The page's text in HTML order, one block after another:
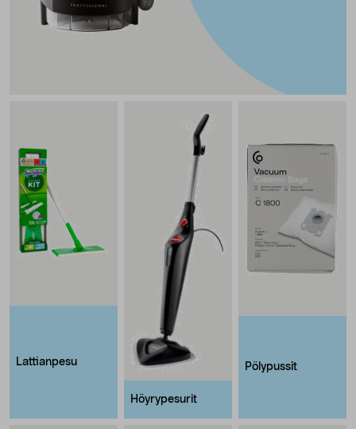
Lattianpesu
Höyrypesurit
Pölypussit